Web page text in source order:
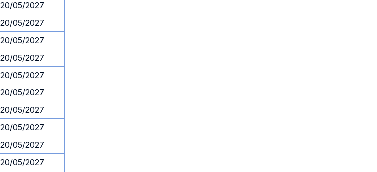
20/05/2027
20/05/2027
20/05/2027
20/05/2027
20/05/2027
20/05/2027
20/05/2027
20/05/2027
20/05/2027
20/05/2027